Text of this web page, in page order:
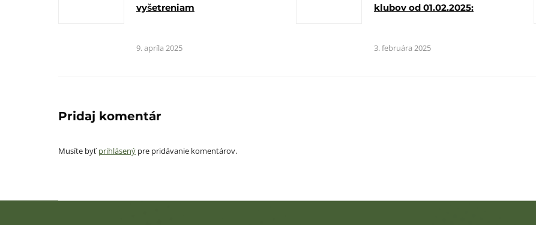
vyšetreniam
9. apríla 2025
klubov od 01.02.2025:
3. februára 2025
Pridaj komentár
Musíte byť prihlásený pre pridávanie komentárov.